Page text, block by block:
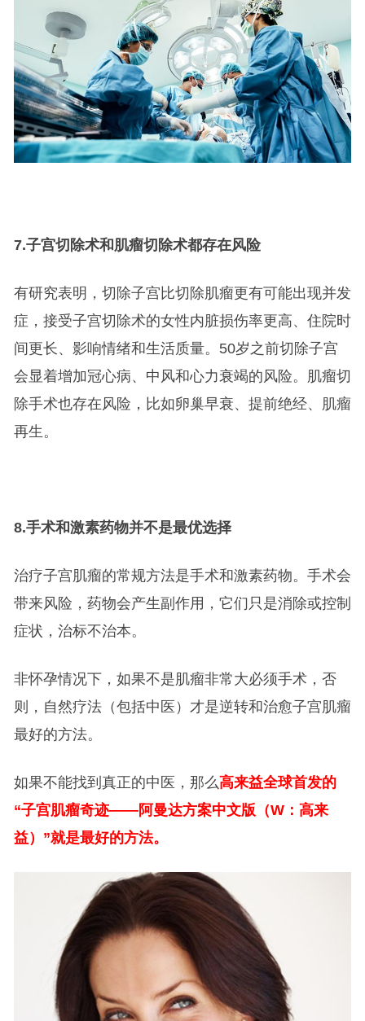
7.子宫切除术和肌瘤切除术都存在风险
有研究表明，切除子宫比切除肌瘤更有可能出现并发
症，接受子宫切除术的女性内脏损伤率更高、住院时
间更长、影响情绪和生活质量。50岁之前切除子宫
会显着增加冠心病、中风和心力衰竭的风险。肌瘤切
除手术也存在风险，比如卵巢早衰、提前绝经、肌瘤
再生。
8.手术和激素药物并不是最优选择
治疗子宫肌瘤的常规方法是手术和激素药物。手术会
带来风险，药物会产生副作用，它们只是消除或控制
症状，治标不治本。
非怀孕情况下，如果不是肌瘤非常大必须手术，否
则，自然疗法（包括中医）才是逆转和治愈子宫肌瘤
最好的方法。
如果不能找到真正的中医，那么高来益全球首发的
“子宫肌瘤奇迹——阿曼达方案中文版（W：高来
益）”就是最好的方法。